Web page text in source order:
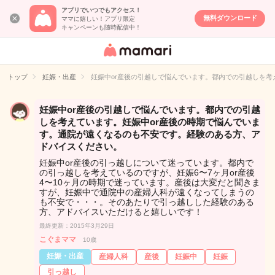
アプリでいつでもアクセス！
ママに嬉しい！アプリ限定
キャンペーンも随時配信中！
無料ダウンロード
女性専用匿名QA
イト
トップ 妊娠・出産 妊娠中or産後の引越しで悩んでいます。都内での引越しを
妊娠中or産後の引越しで悩んでいます。都内での引越
しを考えています。妊娠中or産後の時期で悩んでいま
す。通院が遠くなるのも不安です。経験のある方、ア
ドバイスください。
妊娠中or産後の引っ越しについて迷っています。都内で
の引っ越しを考えているのですが、妊娠6〜7ヶ月or産後
4〜10ヶ月の時期で迷っています。産後は大変だと聞きま
すが、妊娠中で通院中の産婦人科が遠くなってしまうの
も不安で・・・。そのあたりで引っ越しした経験のある
方、アドバイスいただけると嬉しいです！
最終更新：2015年3月29日
こぐまママ 10歳
妊娠・出産 産婦人科 産後 妊娠中
妊娠
引っ越し